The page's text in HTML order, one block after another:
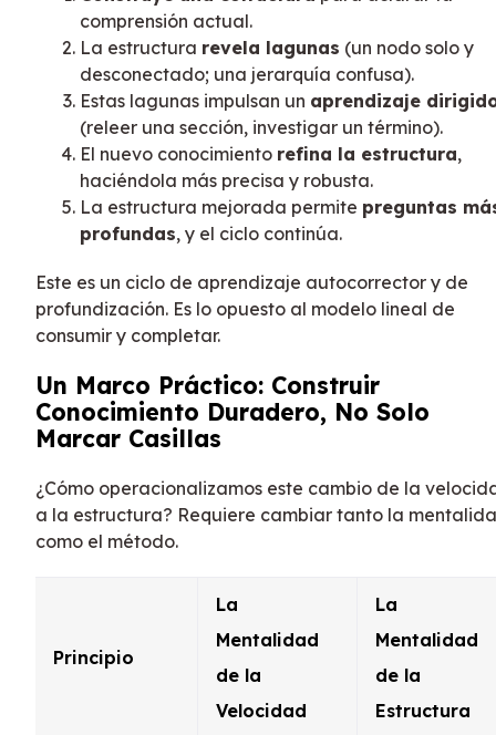
comprensión actual.
La estructura revela lagunas (un nodo solo y
desconectado; una jerarquía confusa).
Estas lagunas impulsan un aprendizaje
(releer una sección, investigar un término).
El nuevo conocimiento refina la estructura,
haciéndola más precisa y robusta.
La estructura mejorada permite preguntas
profundas, y el ciclo continúa.
Este es un ciclo de aprendizaje autocorrector y de
profundización. Es lo opuesto al modelo lineal de
consumir y completar.
Un Marco Práctico: Construir
Conocimiento Duradero, No Solo
Marcar Casillas
¿Cómo operacionalizamos este cambio de la
a la estructura? Requiere cambiar tanto la
como el método.
Principio
La
Mentalidad
de la
Velocidad
La
Mentalidad
de la
Estructura